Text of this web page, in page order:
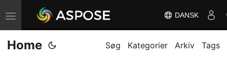
S
k
i
DANSK
Home Søg Kategorier Arkiv Tags